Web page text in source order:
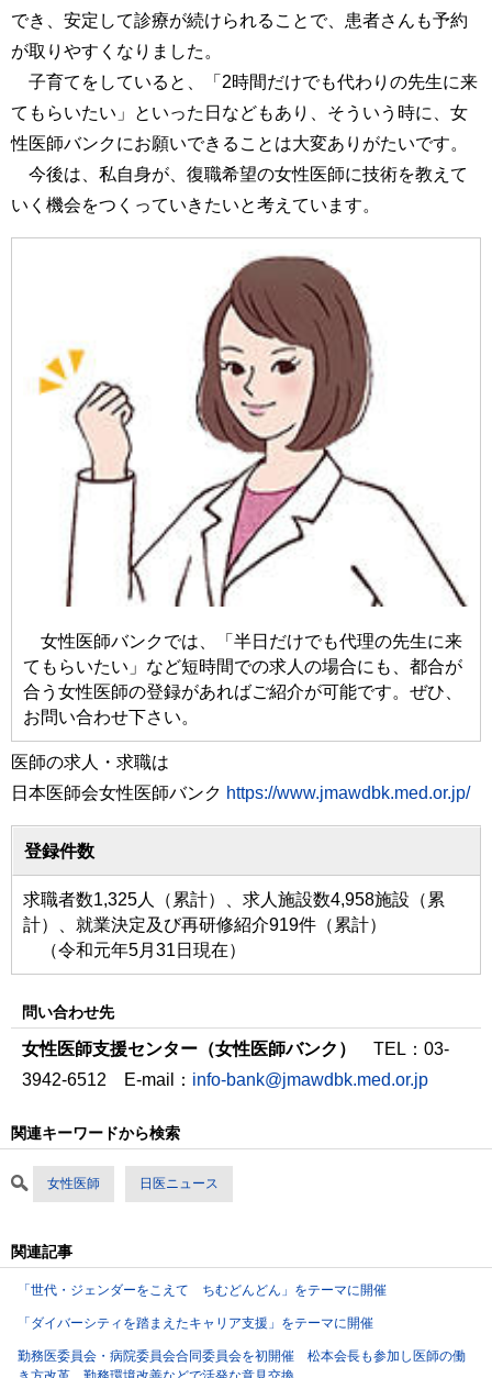
でき、安定して診療が続けられることで、患者さんも予約
が取りやすくなりました。
子育てをしていると、「2時間だけでも代わりの先生に来
てもらいたい」といった日などもあり、そういう時に、女
性医師バンクにお願いできることは大変ありがたいです。
今後は、私自身が、復職希望の女性医師に技術を教えて
いく機会をつくっていきたいと考えています。
女性医師バンクでは、「半日だけでも代理の先生に来
てもらいたい」など短時間での求人の場合にも、都合が
合う女性医師の登録があればご紹介が可能です。ぜひ、
お問い合わせ下さい。
医師の求人・求職は
日本医師会女性医師バンク https://www.jmawdbk.med.or.jp/
登録件数
求職者数1,325人（累計）、求人施設数4,958施設（累
計）、就業決定及び再研修紹介919件（累計）
（令和元年5月31日現在）
問い合わせ先
女性医師支援センター（女性医師バンク）
TEL：03-
3942-6512 E-mail： info-bank@jmawdbk.med.or.jp
関連キーワードから検索
女性医師 日医ニュース
関連記事
「世代・ジェンダーをこえて ちむどんどん」をテーマに開催
「ダイバーシティを踏まえたキャリア支援」をテーマに開催
勤務医委員会・病院委員会合同委員会を初開催 松本会長も参加し医師の働